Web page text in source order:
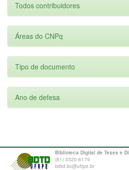
Todos contribuidores
Áreas do CNPq
Tipo de documento
Ano de defesa
Biblioteca Digital de Teses e
(81) 3320-6179
bdtd.bc@ufrpe.br